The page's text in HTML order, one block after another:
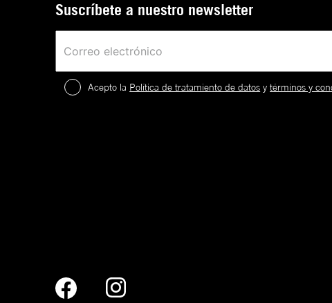
Suscríbete a nuestro newsletter
Acepto la Política de tratamiento de datos ytérminos y